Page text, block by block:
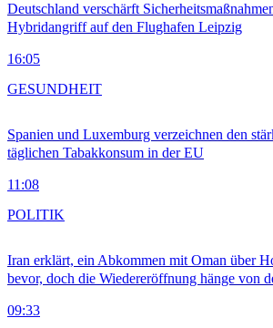
Deutschland verschärft
Hybridangriff auf den Flughafen Leipzig
16:05
Spanien und Luxemburg verzeichnen den
täglichen Tabakkonsum in der EU
11:08
GESUNDHEIT
Iran erklärt, ein Abkommen mit Oman über
bevor, doch die Wiedereröffnung hänge von
09:33
POLITIK